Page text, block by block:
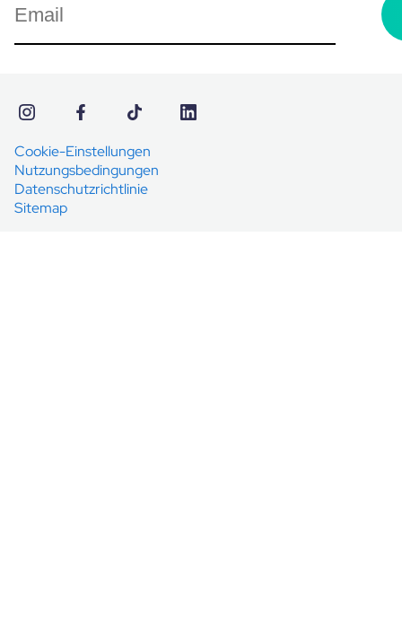
Cookie-Einstellungen
Nutzungsbedingungen
Datenschutzrichtlinie
Sitemap